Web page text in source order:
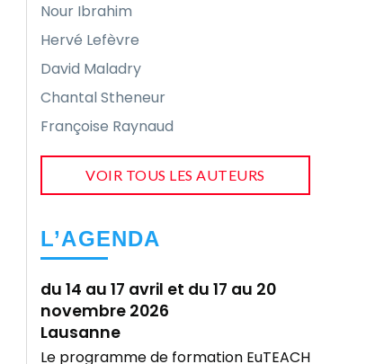
Nour Ibrahim
Hervé Lefèvre
David Maladry
Chantal Stheneur
Françoise Raynaud
VOIR TOUS LES AUTEURS
L’AGENDA
du 14 au 17 avril et du 17 au 20
novembre 2026
Lausanne
Le programme de formation EuTEACH